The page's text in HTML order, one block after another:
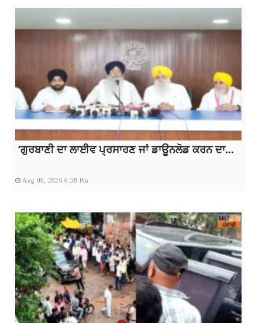
‘ਗੁਰਬਾਣੀ ਦਾ ਲਾਈਵ ਪ੍ਰਸਾਰਣ ਜਾਂ ਡਾਊਨਲੋਡ ਕਰਨ ਦਾ...
Aug 06, 2026 6:58 Pm